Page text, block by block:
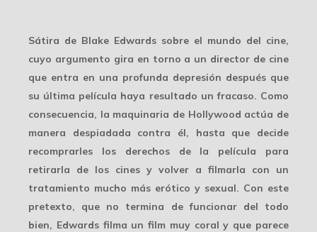
Sátira de Blake Edwards sobre el mundo del cine,
cuyo argumento gira en torno a un director de cine
que entra en una profunda depresión después que
su última película haya resultado un fracaso. Como
consecuencia, la maquinaria de Hollywood actúa de
manera despiadada contra él, hasta que decide
recomprarles los derechos de la película para
retirarla de los cines y volver a filmarla con un
tratamiento mucho más erótico y sexual. Con este
pretexto, que no termina de funcionar del todo
bien, Edwards filma un film muy coral y que parece